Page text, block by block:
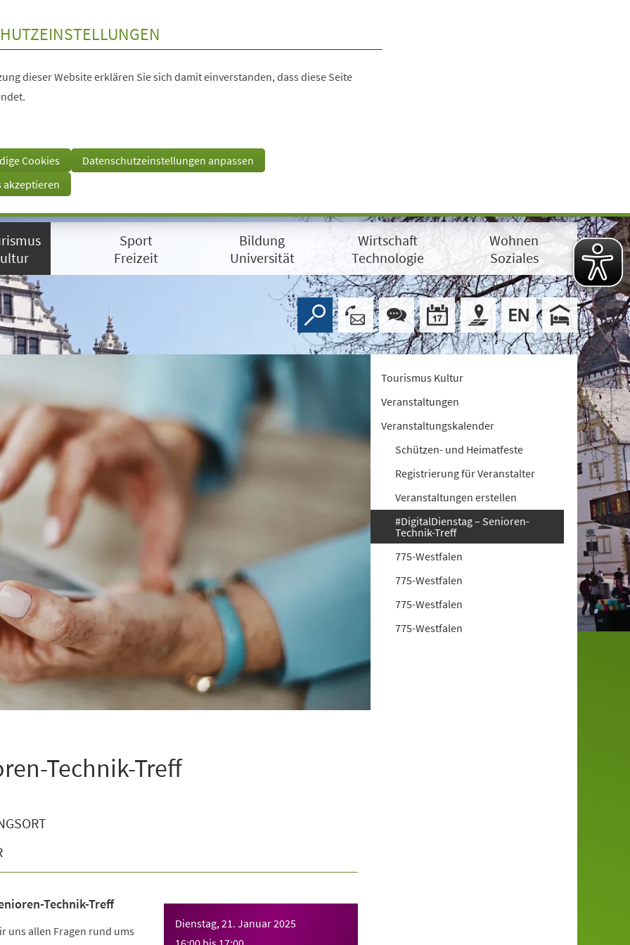
dieser Website erklären Sie sich damit einverstanden, dass diese Seite
Cookies
Datenschutzeinstellungen anpassen
akzeptieren
Sport
Freizeit
Bildung
Universität
Wirtschaft
Technologie
Wohnen
Soziales
Technik-Treff
Dienstag, 21. Januar 2025
Technik-Treff
uns allen Fragen rund ums
Tourismus Kultur
Veranstaltungen
Veranstaltungskalender
Schützen- und Heimatfeste
Registrierung für Veranstalter
Veranstaltungen erstellen
#DigitalDienstag – Senioren-
Technik-Treff
775-Westfalen
775-Westfalen
775-Westfalen
775-Westfalen